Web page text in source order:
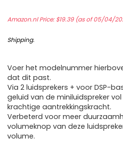
Amazon.nl Price:$19.39(as of 05/04/
Shipping.
Voer het modelnummer
dat dit past.
Via 2 luidsprekers + voor DSP-
geluid van de miniluidspreker
krachtige aantrekkingskracht.
Verbeterd voor meer
volumeknop van deze
volume.